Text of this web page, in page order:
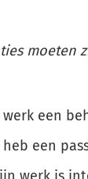
moeten
werk een
heb een